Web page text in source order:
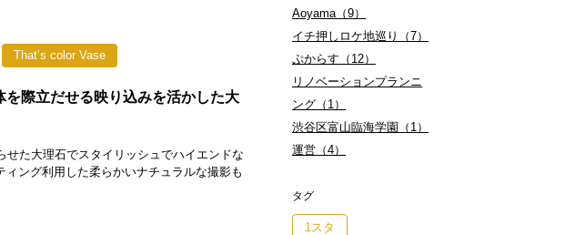
That’s color Vase
を際立だせる映り込みを活かした大
せた大理石でスタイリッシュでハイエンドな
ング利用した柔らかいナチュラルな撮影も
Aoyama（9）
イチ押しロケ地巡り（7）
ぷからす（12）
リノベーションプランニ
ング（1）
渋谷区富山臨海学園（1）
運営（4）
タグ
1スタ